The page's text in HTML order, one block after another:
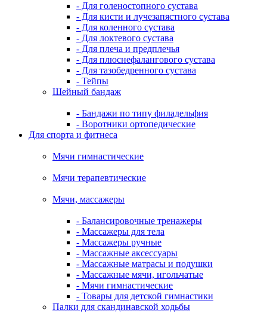
- Для голеностопного сустава
- Для кисти и лучезапястного сустава
- Для коленного сустава
- Для локтевого сустава
- Для плеча и предплечья
- Для плюснефалангового сустава
- Для тазобедренного сустава
- Тейпы
Шейный бандаж
- Бандажи по типу филадельфия
- Воротники ортопедические
Для спорта и фитнеса
Мячи гимнастические
Мячи терапевтические
Мячи, массажеры
- Балансировочные тренажеры
- Массажеры для тела
- Массажеры ручные
- Массажные аксессуары
- Массажные матрасы и подушки
- Массажные мячи, игольчатые
- Мячи гимнастические
- Товары для детской гимнастики
Палки для скандинавской ходьбы